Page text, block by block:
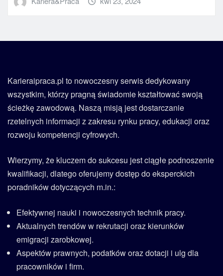
Karieraipraca.pl to nowoczesny serwis dedykowany
wszystkim, którzy pragną świadomie kształtować swoją
ścieżkę zawodową. Naszą misją jest dostarczanie
rzetelnych informacji z zakresu rynku pracy, edukacji oraz
rozwoju kompetencji cyfrowych.
Wierzymy, że kluczem do sukcesu jest ciągłe podnoszenie
kwalifikacji, dlatego oferujemy dostęp do eksperckich
poradników dotyczących m.in.:
Efektywnej nauki i nowoczesnych technik pracy.
Aktualnych trendów w rekrutacji oraz kierunków
emigracji zarobkowej.
Aspektów prawnych, podatków oraz dotacji i ulg dla
pracowników i firm.